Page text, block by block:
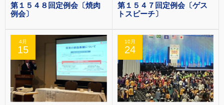
第１５４８回定例会〔焼肉
例会〕
第１５４７回定例会〔ゲス
トスピーチ〕
4月
15
10月
24